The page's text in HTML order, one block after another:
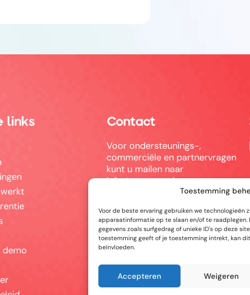
Toestemming
Voor de beste ervaring gebruiken we technologieën
apparaatinformatie op te slaan en/of te raadplegen.
gegevens zoals surfgedrag of unieke ID's op deze
toestemming geeft of je toestemming intrekt, kan
beïnvloeden.
Accepteren Weigeren
links
demo
Contact
Voor ondersteunings-,
commerciële en partnervragen
kunt u mailen naar
info@answerpal.eu
Bisschoppenhoflaan 380
2100 Antwerpen
België
BE 0862.692.858